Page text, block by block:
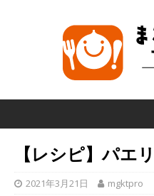
【レシピ】パエ
2021年3月21日 mgktpro